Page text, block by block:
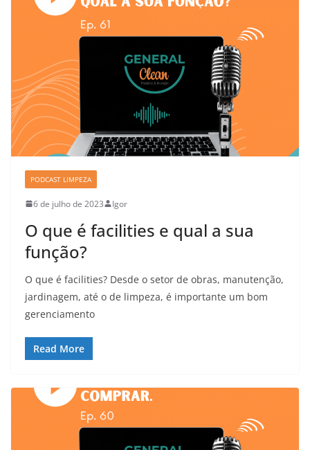
PODCAST LIMPEZA
6 de julho de 2023 Igor
O que é facilities e qual a sua
função?
O que é facilities? Desde o setor de obras, manutenção,
jardinagem, até o de limpeza, é importante um bom
gerenciamento
Read More